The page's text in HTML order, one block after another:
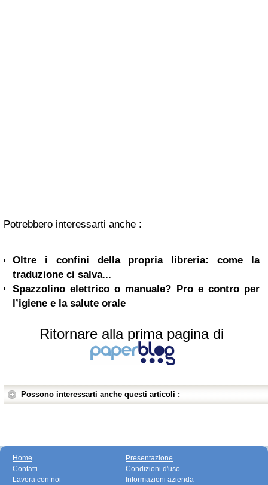
Potrebbero interessarti anche :
Oltre i confini della propria libreria: come la
traduzione ci salva...
Spazzolino elettrico o manuale? Pro e contro per
l’igiene e la salute orale
Ritornare alla prima pagina di
Possono interessarti anche questi articoli :
Home
Contatti
Lavora con noi
Presentazione
Condizioni d'uso
Informazioni azienda